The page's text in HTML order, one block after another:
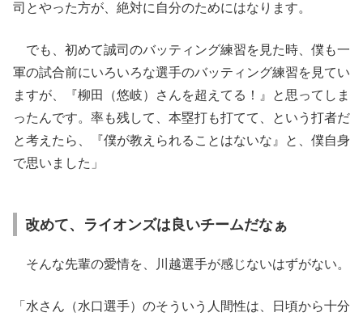
司とやった方が、絶対に自分のためにはなります。
でも、初めて誠司のバッティング練習を見た時、僕も一
軍の試合前にいろいろな選手のバッティング練習を見てい
ますが、『柳田（悠岐）さんを超えてる！』と思ってしま
ったんです。率も残して、本塁打も打てて、という打者だ
と考えたら、『僕が教えられることはないな』と、僕自身
で思いました」
改めて、ライオンズは良いチームだなぁ
そんな先輩の愛情を、川越選手が感じないはずがない。
「水さん（水口選手）のそういう人間性は、日頃から十分